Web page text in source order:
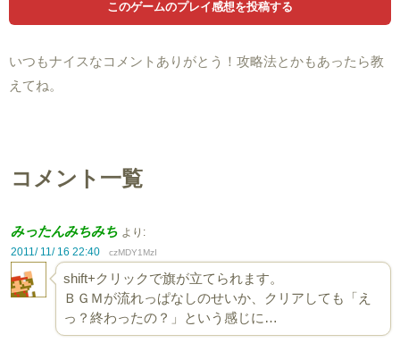
いつもナイスなコメントありがとう！攻略法とかもあったら教
えてね。
コメント一覧
みったんみちみち より:
2011/ 11/ 16 22:40
czMDY1MzI
shift+クリックで旗が立てられます。
ＢＧＭが流れっぱなしのせいか、クリアしても「え
っ？終わったの？」という感じに…